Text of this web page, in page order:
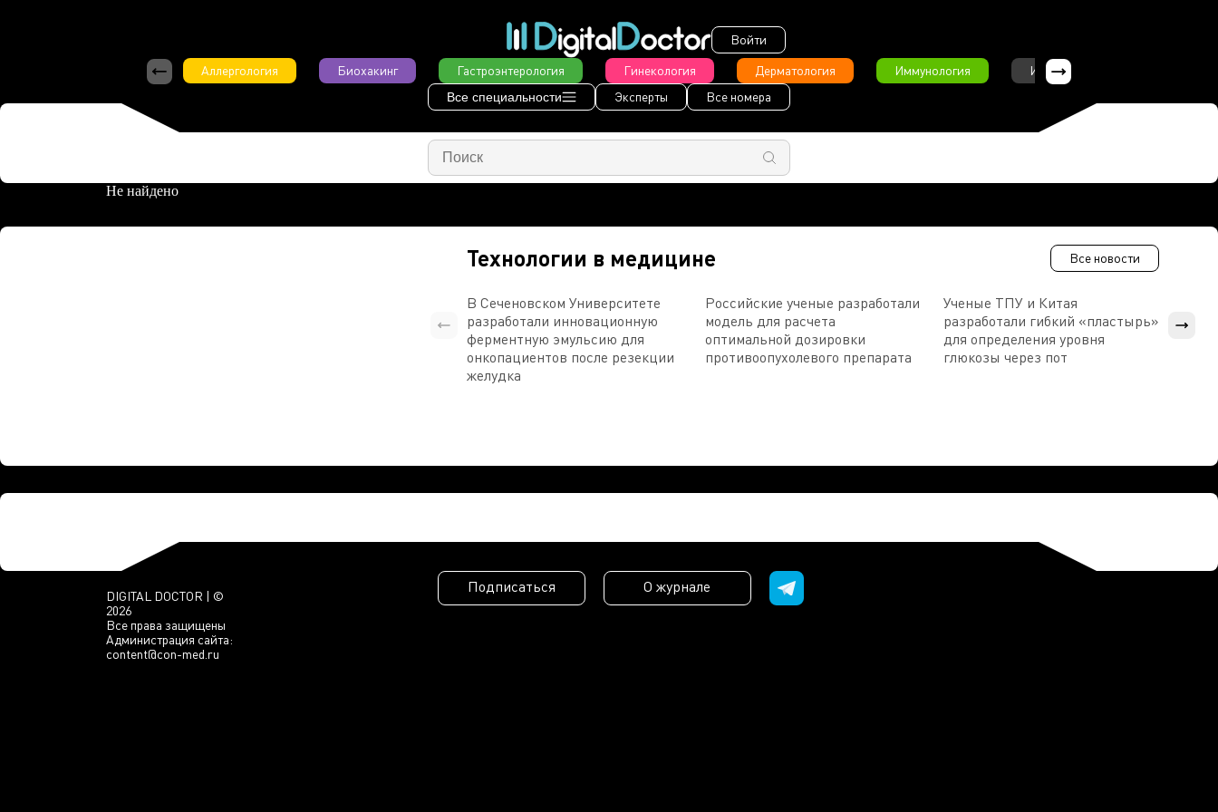
Войти
Аллергология
Биохакинг Гастроэнтерология Гинекология Дерматология Иммунология Интервью
Все специальности Эксперты Все номера
Не найдено
Технологии в медицине Все новости
В Сеченовском Университете
разработали инновационную
ферментную эмульсию для
онкопациентов после резекции
желудка
Российские ученые разработали
модель для расчета
оптимальной дозировки
противоопухолевого препарата
Ученые ТПУ и Китая
разработали гибкий «пластырь»
для определения уровня
глюкозы через пот
DIGITAL DOCTOR | ©
2026
Все права защищены
Администрация сайта:
content@con-med.ru
Подписаться О журнале